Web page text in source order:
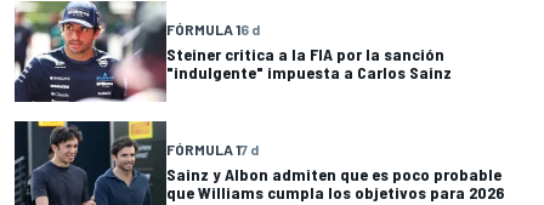
FÓRMULA 16 d
Steiner critica a la FIA por la sanción
"indulgente" impuesta a Carlos Sainz
FÓRMULA 17 d
Sainz y Albon admiten que es poco probable
que Williams cumpla los objetivos para 2026